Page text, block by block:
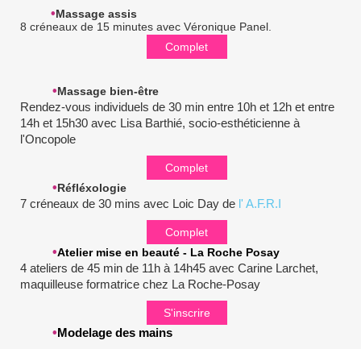
•Massage assis
8 créneaux de 15 minutes avec Véronique Panel.
Complet
•Massage bien-être
Rendez-vous individuels de 30 min entre 10h et 12h et entre
14h et 15h30 avec Lisa Barthié, socio-esthéticienne à
l'Oncopole
Complet
•Réfléxologie
7 créneaux de 30 mins avec Loic Day de l' A.F.R.I
Complet
•Atelier mise en beauté - La Roche Posay
4 ateliers de 45 min de 11h à 14h45 avec Carine Larchet,
maquilleuse formatrice chez La Roche-Posay
S'inscrire
•Modelage des mains